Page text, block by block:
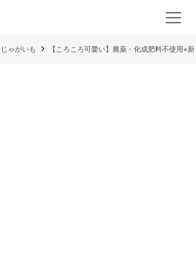
じゃがいも 【ころころ可愛い】農薬・化成肥料不使用⭐︎